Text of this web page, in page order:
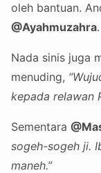
oleh bantuan.
@Ayahmuzahra.
Nada sinis juga
menuding,
kepada relawan
Sementara
sogeh-sogeh ji.
maneh.”